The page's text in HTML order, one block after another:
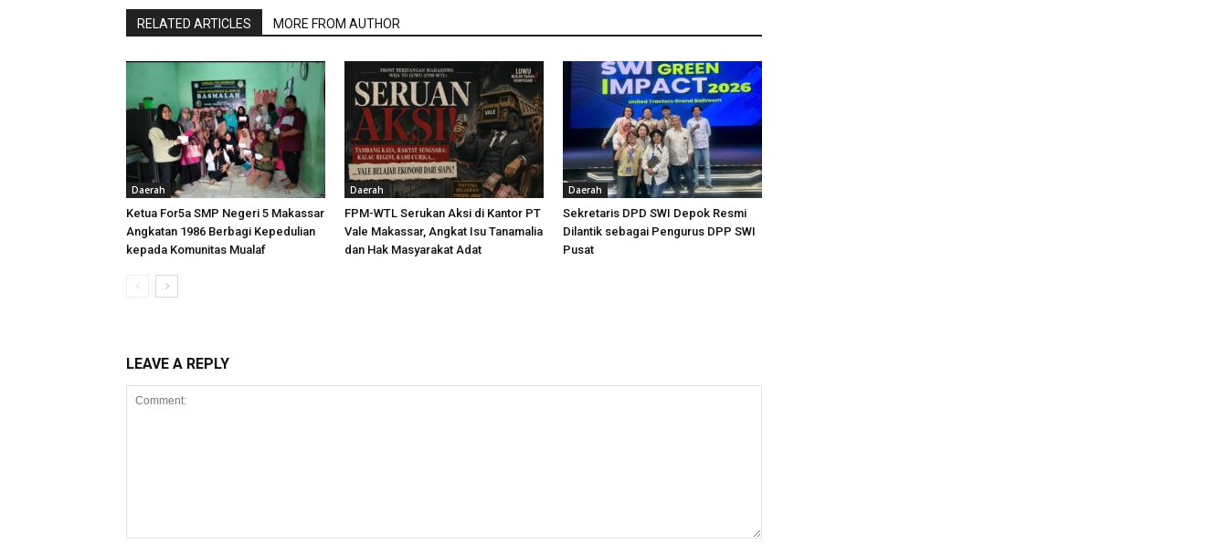
RELATED ARTICLES MORE FROM AUTHOR
Daerah
Ketua For5a SMP Negeri 5 Makassar
Angkatan 1986 Berbagi Kepedulian
kepada Komunitas Mualaf
Daerah
FPM-WTL Serukan Aksi di Kantor PT
Vale Makassar, Angkat Isu Tanamalia
dan Hak Masyarakat Adat
Daerah
Sekretaris DPD SWI Depok Resmi
Dilantik sebagai Pengurus DPP SWI
Pusat
LEAVE A REPLY